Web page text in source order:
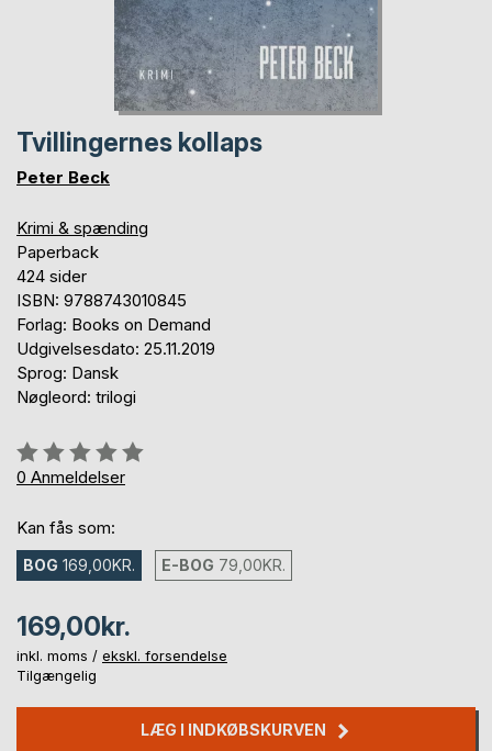
Tvillingernes kollaps
Peter Beck
Krimi & spænding
Paperback
424 sider
ISBN: 9788743010845
Forlag: Books on Demand
Udgivelsesdato: 25.11.2019
Sprog: Dansk
Nøgleord: trilogi
Anmeldelse::
0%
0 Anmeldelser
Kan fås som:
BOG 169,00KR. E-BOG 79,00KR.
169,00kr.
inkl. moms / ekskl. forsendelse
Tilgængelig
LÆG I INDKØBSKURVEN